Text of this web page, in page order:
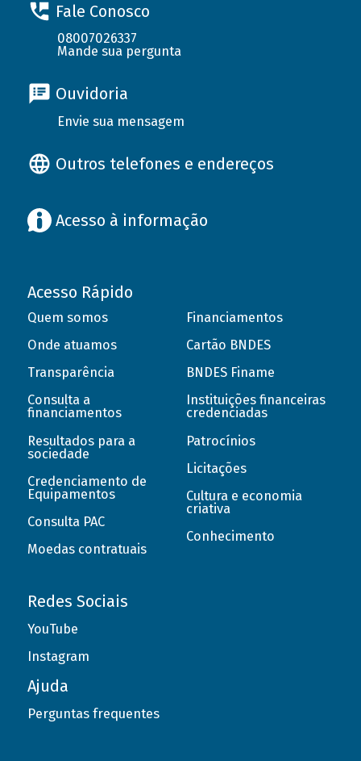
Fale Conosco
08007026337
Mande sua pergunta
Ouvidoria
Envie sua mensagem
Outros telefones e endereços
Acesso à informação
Acesso Rápido
Quem somos
Onde atuamos
Transparência
Consulta a
financiamentos
Resultados para a
sociedade
Credenciamento de
Equipamentos
Consulta PAC
Moedas contratuais
Financiamentos
Cartão BNDES
BNDES Finame
Instituições financeiras
credenciadas
Patrocínios
Licitações
Cultura e economia
criativa
Conhecimento
Redes Sociais
YouTube
Instagram
Ajuda
Perguntas frequentes